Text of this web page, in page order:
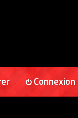
Connexion